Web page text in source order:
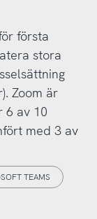
första
stora
Zoom är
6 av 10
med 3 av
TEAMS